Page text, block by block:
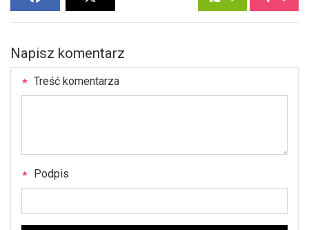
Napisz komentarz
Treść komentarza
Podpis